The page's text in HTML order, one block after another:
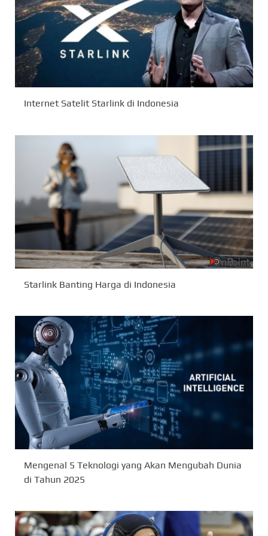
Internet Satelit Starlink di Indonesia
Starlink Banting Harga di Indonesia
Mengenal 5 Teknologi yang Akan Mengubah Dunia
di Tahun 2025